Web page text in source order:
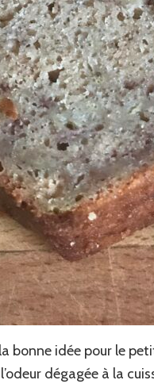
bonne idée pour le
dégagée à la